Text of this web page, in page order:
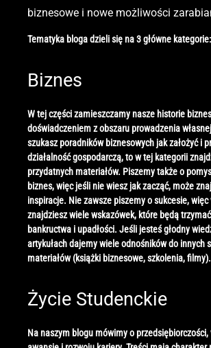
biznesowe i nowe możliwości
Tematyka bloga dzieli się na 3 główne kategorie:
Biznes
W tej części zamieszczamy nasze historie
doświadczeniem z obszaru prowadzenia
szukasz poradników biznesowych jak założyć i
działalność gospodarczą, to w tej kategorii
przydatnych materiałów. Piszemy także o
biznes, więc jeśli nie wiesz jak zacząć, może
inspiracje. Nie zawsze piszemy o sukcesie, więc
znajdziesz wiele wskazówek, które będą
bankructwa i upadłości. Jeśli jesteś głodny
artykułach dajemy wiele odnośników do innych
materiałów (książki biznesowe, szkolenia, filmy).
Życie Studenckie
Na naszym blogu mówimy o przedsiębiorczości,